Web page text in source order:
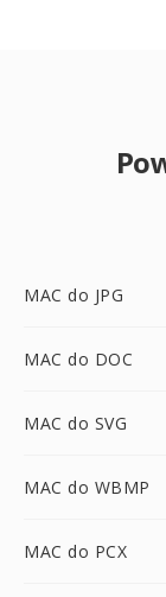
MAC do JPG
MAC do DOC
MAC do SVG
MAC do WBMP
MAC do PCX